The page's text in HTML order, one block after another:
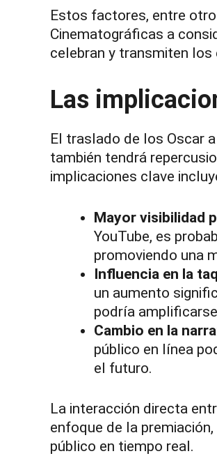
Estos factores, entre
Cinematográficas a
celebran y transmiten
Las
El traslado de los Oscar
también tendrá
implicaciones clave
Mayor visibilidad
YouTube, es
promoviendo una
Influencia en la
un aumento
podría
Cambio en la
público en línea
el futuro.
La interacción directa
enfoque de la
público en tiempo real.